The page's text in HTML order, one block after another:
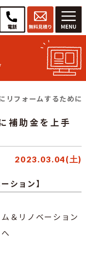
リフォームするため
補助金を上手
2023.03.04(土)
ション】
＆リノベーション
へ